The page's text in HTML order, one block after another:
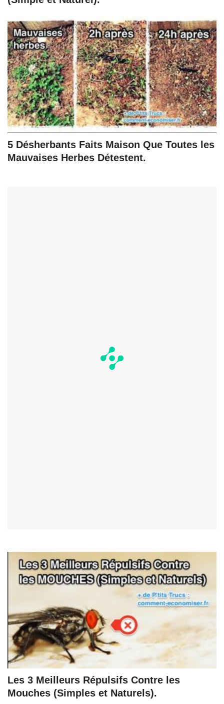
5 Désherbants Faits Maison Que Toutes les
Mauvaises Herbes Détestent.
Les 3 Meilleurs Répulsifs Contre les
Mouches (Simples et Naturels).